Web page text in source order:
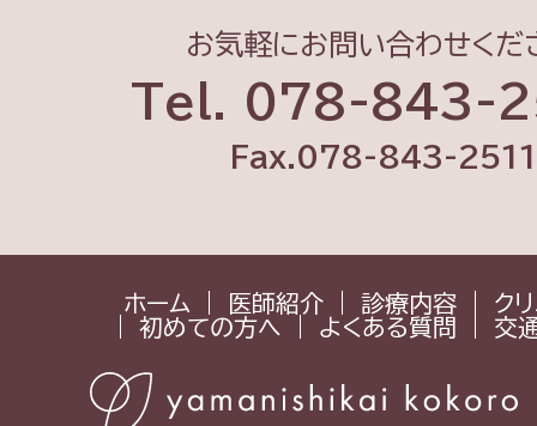
お気軽にお問い合わせくだ
Tel. 078-843-
Fax.078-843-2511
ホーム 医師紹介 診療内容
ク
初めての方へ
よくある質問 交